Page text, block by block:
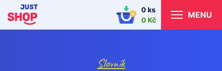
0 ks
0 Kč
MENU
Slovník